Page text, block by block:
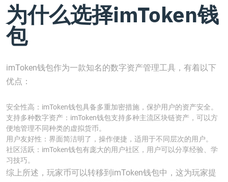
为什么选择imToken钱
包
imToken钱包作为一款知名的数字资产管理工具，有着以下
优点：
安全性高：imToken钱包具备多重加密措施，保护用户的资产安全。
支持多种数字资产：imToken钱包支持多种主流区块链资产，可以方
便地管理不同种类的虚拟货币。
用户友好性：界面简洁明了，操作便捷，适用于不同层次的用户。
社区活跃：imToken钱包有庞大的用户社区，用户可以分享经验、学
习技巧。
综上所述，玩家币可以转移到imToken钱包中，这为玩家提